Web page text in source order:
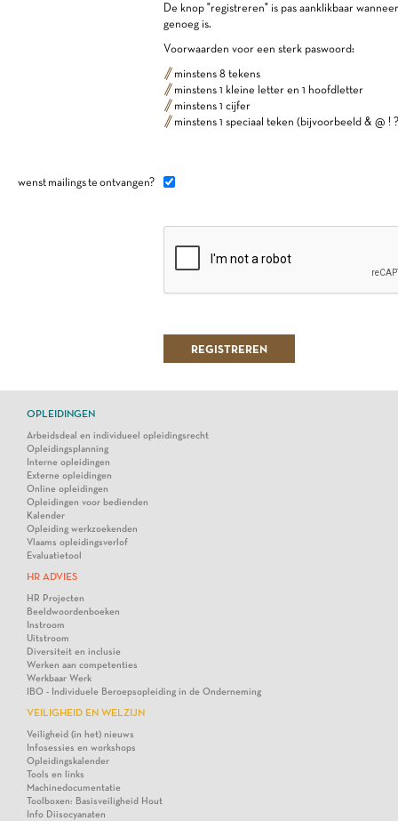
De knop "registreren" is pas aanklikbaar
genoeg is.
Voorwaarden voor een sterk paswoord:
minstens 8 tekens
minstens 1 kleine letter en 1 hoofdletter
minstens 1 cijfer
minstens 1 speciaal teken (bijvoorbeeld & @ !
wenst mailings te ontvangen?
OPLEIDINGEN
Arbeidsdeal en individueel opleidingsrecht
Opleidingsplanning
Interne opleidingen
Externe opleidingen
Online opleidingen
Opleidingen voor bedienden
Kalender
Opleiding werkzoekenden
Vlaams opleidingsverlof
Evaluatietool
HR ADVIES
HR Projecten
Beeldwoordenboeken
Instroom
Uitstroom
Diversiteit en inclusie
Werken aan competenties
Werkbaar Werk
IBO - Individuele Beroepsopleiding in de Onderneming
VEILIGHEID EN WELZIJN
Veiligheid (in het) nieuws
Infosessies en workshops
Opleidingskalender
Tools en links
Machinedocumentatie
Toolboxen: Basisveiligheid Hout
Info Diisocyanaten